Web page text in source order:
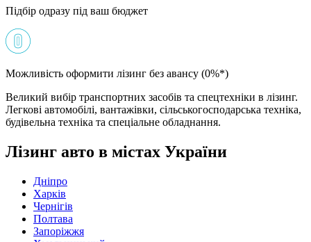
Підбір одразу під ваш бюджет
Можливість оформити лізинг без авансу (0%*)
Великий вибір транспортних засобів та спецтехніки в лізинг.
Легкові автомобілі, вантажівки, сільськогосподарська техніка,
будівельна техніка та спеціальне обладнання.
Лізинг авто в містах України
Дніпро
Харків
Чернігів
Полтава
Запоріжжя